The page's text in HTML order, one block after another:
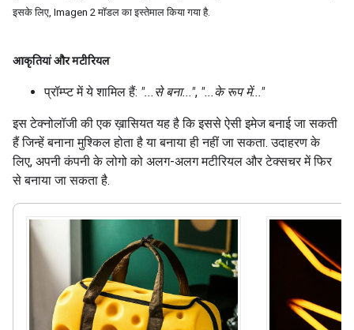
इसके लिए, Imagen 2 मॉडल का इस्तेमाल किया गया है.
आकृतियां और मटीरियल
प्रॉम्प्ट में ये शामिल हैं: "...से बना...", "...के रूप में..."
इस टेक्नोलॉजी की एक ख़ासियत यह है कि इससे ऐसी इमेज बनाई जा सकती
हैं जिन्हें बनाना मुश्किल होता है या बनाया ही नहीं जा सकता. उदाहरण के
लिए, अपनी कंपनी के लोगो को अलग-अलग मटीरियल और टेक्सचर में फिर
से बनाया जा सकता है.